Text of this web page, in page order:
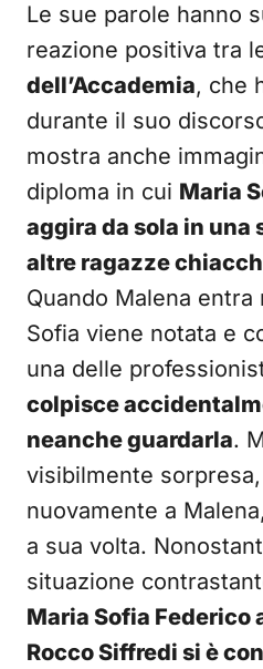
Le sue parole hanno
reazione positiva tra
dell’Accademia, che
durante il suo
mostra anche
diploma in cui Maria
aggira da sola in una
altre ragazze
Quando Malena entra
Sofia viene notata e
una delle
colpisce
neanche guardarla.
visibilmente
nuovamente a
a sua volta.
situazione
Maria Sofia Federico
Rocco Siffredi si è